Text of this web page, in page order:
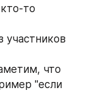
то
что
"если